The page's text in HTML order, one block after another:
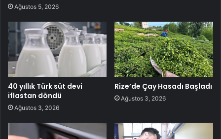
Ağustos 5, 2026
40 yıllık Türk süt devi
iflastan döndü
Ağustos 3, 2026
Rize’de Çay Hasadı Başladı
Ağustos 3, 2026